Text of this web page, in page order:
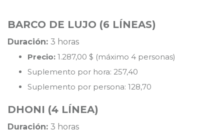
BARCO DE LUJO (6 LÍNEAS)
Duración: 3 horas
Precio: 1.287,00 $ (máximo 4 personas)
Suplemento por hora: 257,40
Suplemento por persona: 128,70
DHONI (4 LÍNEA)
Duración: 3 horas